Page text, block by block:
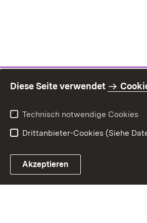
Diese Seite verwendet
Technisch notwendige Cookies
Drittanbieter-Cookies (Siehe
Akzeptieren